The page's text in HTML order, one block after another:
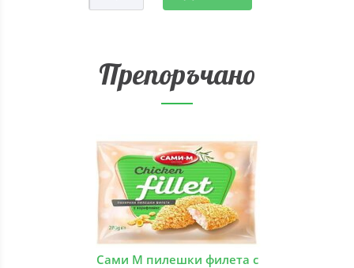
Препоръчано
Сами М пилешки филета с